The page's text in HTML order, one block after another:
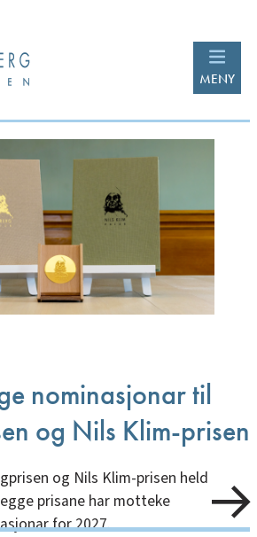
MENY
nominasjonar til
og Nils Klim-prisen
og Nils Klim-prisen held
prisane har motteke
for 2027.